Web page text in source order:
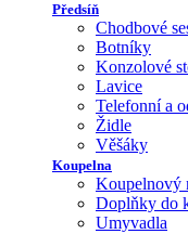
Předsíň
Chodbové
Botníky
Konzolové
Lavice
Telefonní a
Židle
Věšáky
Koupelna
Koupelnový
Doplňky do
Umyvadla